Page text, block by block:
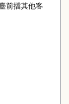
前擋其他客